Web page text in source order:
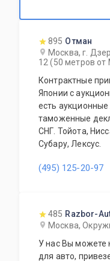
895 Отман
Москва, г.
12 (50 метров
Контрактные
Японии с
есть
таможенные
СНГ. Тойота,
Субару, Лексус.
(495) 125-20-97
485 Razbor-
Москва,
У нас Вы можете
для авто,